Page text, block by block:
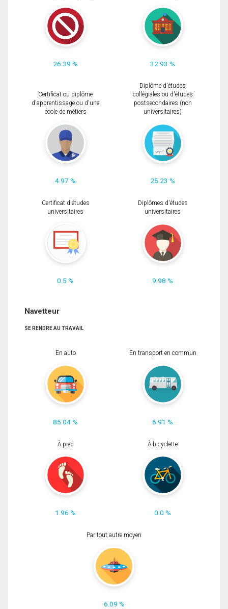
26.39 % 32.93 %
Certificat ou diplôme
d'apprentissage ou d'une
école de métiers
4.97 %
Diplôme d'études
collégiales ou d'études
postsecondaires (non
universitaires)
25.23 %
Certificat d'études
universitaires
0.5 %
Diplômes d'études
universitaires
9.98 %
Navetteur
SE RENDRE AU TRAVAIL
En auto
85.04 %
En transport en commun
6.91 %
À pied
1.96 %
À bicyclette
0.0 %
Par tout autre moyen
6.09 %